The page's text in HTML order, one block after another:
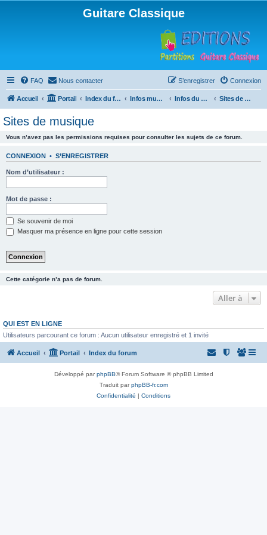
Guitare Classique
FAQ Nous contacter Connexion
S’enregistrer
Accueil Portail Index du forum Infos musicales Infos du Web Sites de musique
Sites de musique
Vous n’avez pas les permissions requises pour consulter les sujets de ce forum.
CONNEXION • S’ENREGISTRER
Nom d’utilisateur :
Mot de passe :
Se souvenir de moi
Masquer ma présence en ligne pour cette session
Cette catégorie n’a pas de forum.
Aller à
QUI EST EN LIGNE
Utilisateurs parcourant ce forum : Aucun utilisateur enregistré et 1 invité
Accueil Portail Index du forum
Développé parphpBB® Forum Software © phpBB Limited
Traduit parphpBB-fr.com
Confidentialité | Conditions